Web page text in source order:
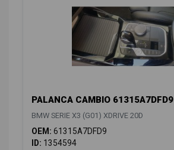
PALANCA CAMBIO 61315A7DFD9
BMW SERIE X3 (G01) XDRIVE 20D
OEM: 61315A7DFD9
ID: 1354594